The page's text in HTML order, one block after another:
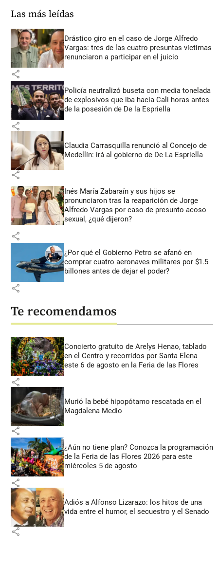
Las más leídas
Drástico giro en el caso de Jorge Alfredo
Vargas: tres de las cuatro presuntas víctimas
renunciaron a participar en el juicio
share
Policía neutralizó buseta con media tonelada
de explosivos que iba hacia Cali horas antes
de la posesión de De la Espriella
share
Claudia Carrasquilla renunció al Concejo de
Medellín: irá al gobierno de De La Espriella
share
Inés María Zabaraín y sus hijos se
pronunciaron tras la reaparición de Jorge
Alfredo Vargas por caso de presunto acoso
sexual, ¿qué dijeron?
share
¿Por qué el Gobierno Petro se afanó en
comprar cuatro aeronaves militares por $1.5
billones antes de dejar el poder?
share
Te recomendamos
Concierto gratuito de Arelys Henao, tablado
en el Centro y recorridos por Santa Elena
este 6 de agosto en la Feria de las Flores
share
Murió la bebé hipopótamo rescatada en el
Magdalena Medio
share
¿Aún no tiene plan? Conozca la programación
de la Feria de las Flores 2026 para este
miércoles 5 de agosto
share
Adiós a Alfonso Lizarazo: los hitos de una
vida entre el humor, el secuestro y el Senado
share